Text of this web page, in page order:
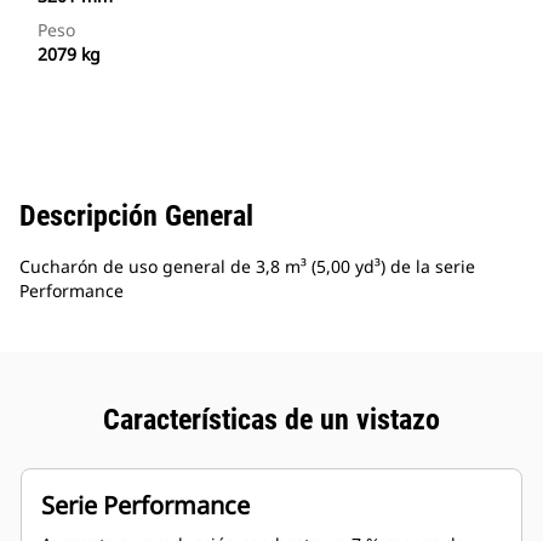
Peso
2079 kg
Descripción General
Cucharón de uso general de 3,8 m³ (5,00 yd³) de la serie
Performance
Características de un vistazo
Serie Performance